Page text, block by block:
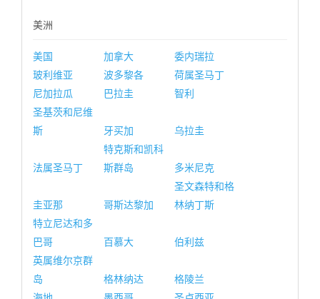
美洲
美国 加拿大
委内瑞拉
玻利维亚
波多黎各
荷属圣马丁
尼加拉瓜
巴拉圭
智利
圣基茨和尼维
斯
牙买加 乌拉圭
法属圣马丁
特克斯和凯科
斯群岛
多米尼克
圭亚那 哥斯达黎加
圣文森特和格
林纳丁斯
特立尼达和多
巴哥
百慕大
伯利兹
英属维尔京群
岛
格林纳达
格陵兰